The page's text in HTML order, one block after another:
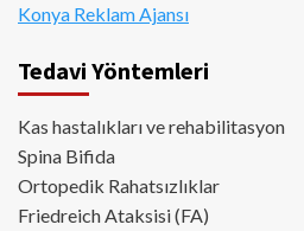
Konya Reklam Ajansı
Tedavi Yöntemleri
Kas hastalıkları ve rehabilitasyon
Spina Bifida
Ortopedik Rahatsızlıklar
Friedreich Ataksisi (FA)